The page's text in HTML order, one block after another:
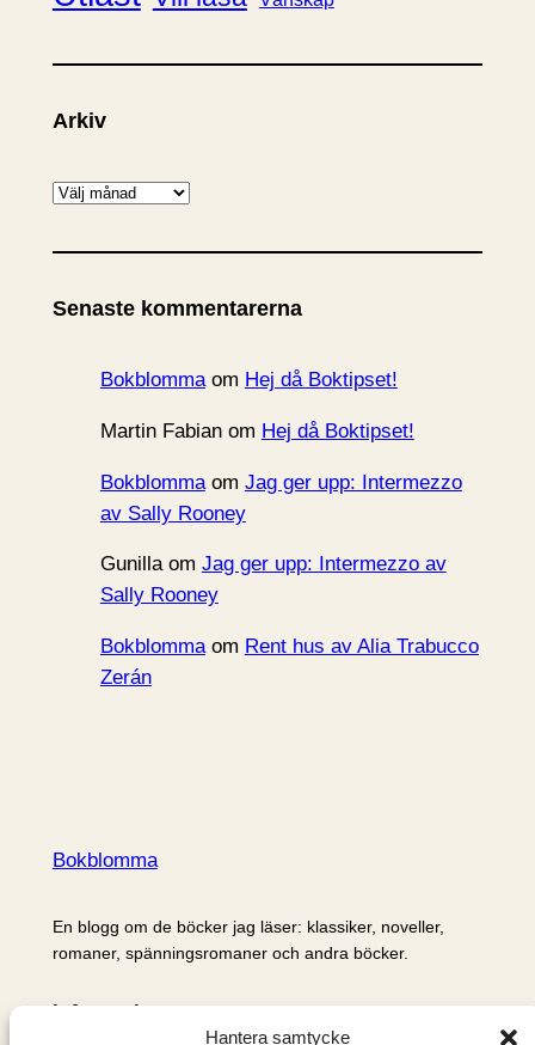
Hantera samtycke
Arkiv
A
k
v
Senaste kommentarerna
Bokblommaom Hej då Boktipset!
Martin Fabianom Hej då Boktipset!
Bokblommaom Jag ger upp: Intermezzo
av Sally Rooney
Gunillaom Jag ger upp: Intermezzo av
Sally Rooney
Bokblommaom Rent hus av Alia Trabucco
Zerán
Bokblomma
En blogg om de böcker jag läser: klassiker, noveller,
romaner, spänningsromaner och andra böcker.
Information